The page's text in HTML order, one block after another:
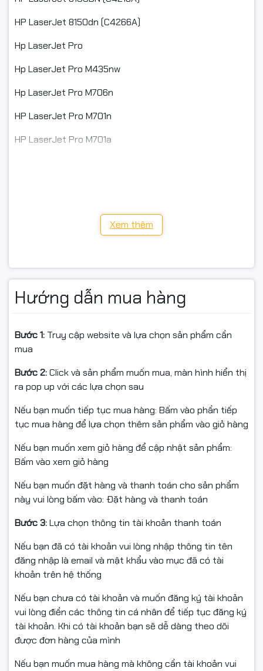
HP LaserJet 8150dn (C4266A)
Hp LaserJet Pro
Hp LaserJet Pro M435nw
Hp LaserJet Pro M706n
HP LaserJet Pro M701n
HP LaserJet Pro M701a
Cartridge Canon Laser Trắng Đen
Cartridge Canon CRG309
Cartridge Canon CRG333
Canon imageCLASS
Canon imageCLASS 4000
Canon LBP 1610
Canon LBP 1810
Canon LBP 1620
Canon LBP 1820
Canon LBP 3900
Canon LBP 3920
Canon LBP 3970
Canon LBP 950
Canon imageCLASS LBP8100n
Xem thêm
Hướng dẫn mua hàng
Bước 1: Truy cập website và lựa chọn sản phẩm cần
mua
Bước 2:Click và sản phẩm muốn mua, màn hình hiển thị
ra pop up với các lựa chọn sau
Nếu bạn muốn tiếp tục mua hàng: Bấm vào phần tiếp
tục mua hàng để lựa chọn thêm sản phẩm vào giỏ hàng
Nếu bạn muốn xem giỏ hàng để cập nhật sản phẩm:
Bấm vào xem giỏ hàng
Nếu bạn muốn đặt hàng và thanh toán cho sản phẩm
này vui lòng bấm vào: Đặt hàng và thanh toán
Bước 3:Lựa chọn thông tin tài khoản thanh toán
Nếu bạn đã có tài khoản vui lòng nhập thông tin tên
đăng nhập là email và mật khẩu vào mục đã có tài
khoản trên hệ thống
Nếu bạn chưa có tài khoản và muốn đăng ký tài khoản
vui lòng điền các thông tin cá nhân để tiếp tục đăng ký
tài khoản. Khi có tài khoản bạn sẽ dễ dàng theo dõi
được đơn hàng của mình
Nếu bạn muốn mua hàng mà không cần tài khoản vui